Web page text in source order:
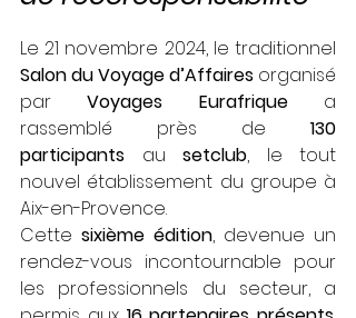
Salon du Voyage d’Affaires organisé
par Voyages Eurafrique a
rassemblé près de 130
participants au setclub, le tout
nouvel établissement du groupe à
Aix-en-Provence.
Cette sixième édition, devenue un
rendez-vous incontournable pour
les professionnels du secteur, a